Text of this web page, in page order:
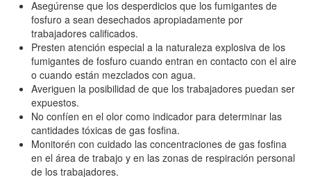
Asegúrense que los desperdicios que los fumigantes de
fosfuro a sean desechados apropiadamente por
trabajadores calificados.
Presten atención especial a la naturaleza explosiva de los
fumigantes de fosfuro cuando entran en contacto con el aire
o cuando están mezclados con agua.
Averiguen la posibilidad de que los trabajadores puedan ser
expuestos.
No confíen en el olor como indicador para determinar las
cantidades tóxicas de gas fosfina.
Monitorén con cuidado las concentraciones de gas fosfina
en el área de trabajo y en las zonas de respiración personal
de los trabajadores.